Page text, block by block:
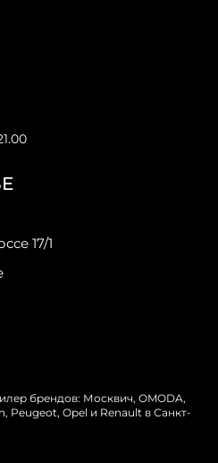
17/1
брендов: Москвич, OMODA,
Peugeot, Opel и Renault в Санкт-